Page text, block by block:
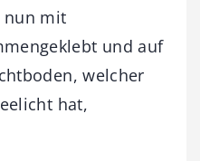
nun mit
und auf
welcher
hat,